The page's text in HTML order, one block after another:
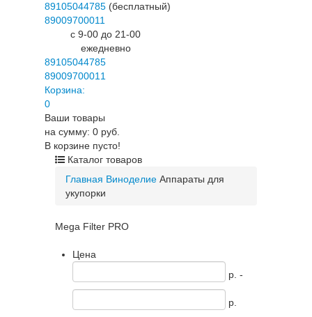
89105044785 (бесплатный)
89009700011
c 9-00 до 21-00
ежедневно
89105044785
89009700011
Корзина:
0
Ваши товары
на сумму: 0 руб.
В корзине пусто!
Каталог товаров
Главная Виноделие Аппараты для
укупорки
Mega Filter PRO
Цена
p. -
p.